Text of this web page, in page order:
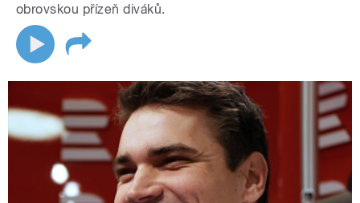
obrovskou přízeň diváků.